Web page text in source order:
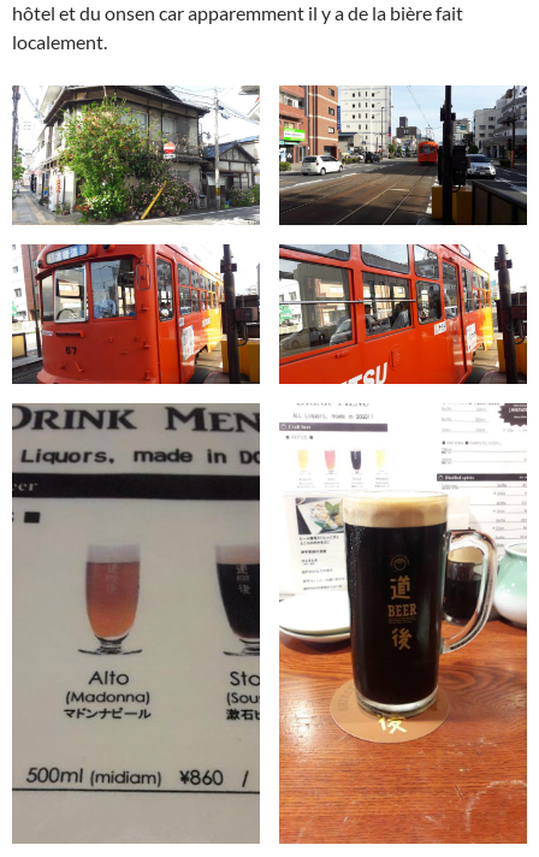
hôtel et du onsen car apparemment il y a de la bière fait
localement.